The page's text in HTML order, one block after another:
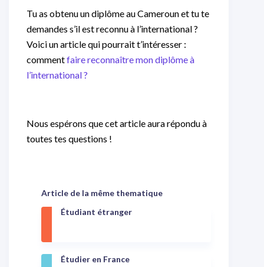
Tu as obtenu un diplôme au Cameroun et tu te
demandes s’il est reconnu à l’international ?
Voici un article qui pourrait t’intéresser :
commentfaire reconnaître mon diplôme à
l’international ?
Nous espérons que cet article aura répondu à
toutes tes questions !
Article de la même thematique
Étudiant étranger
Étudier en France